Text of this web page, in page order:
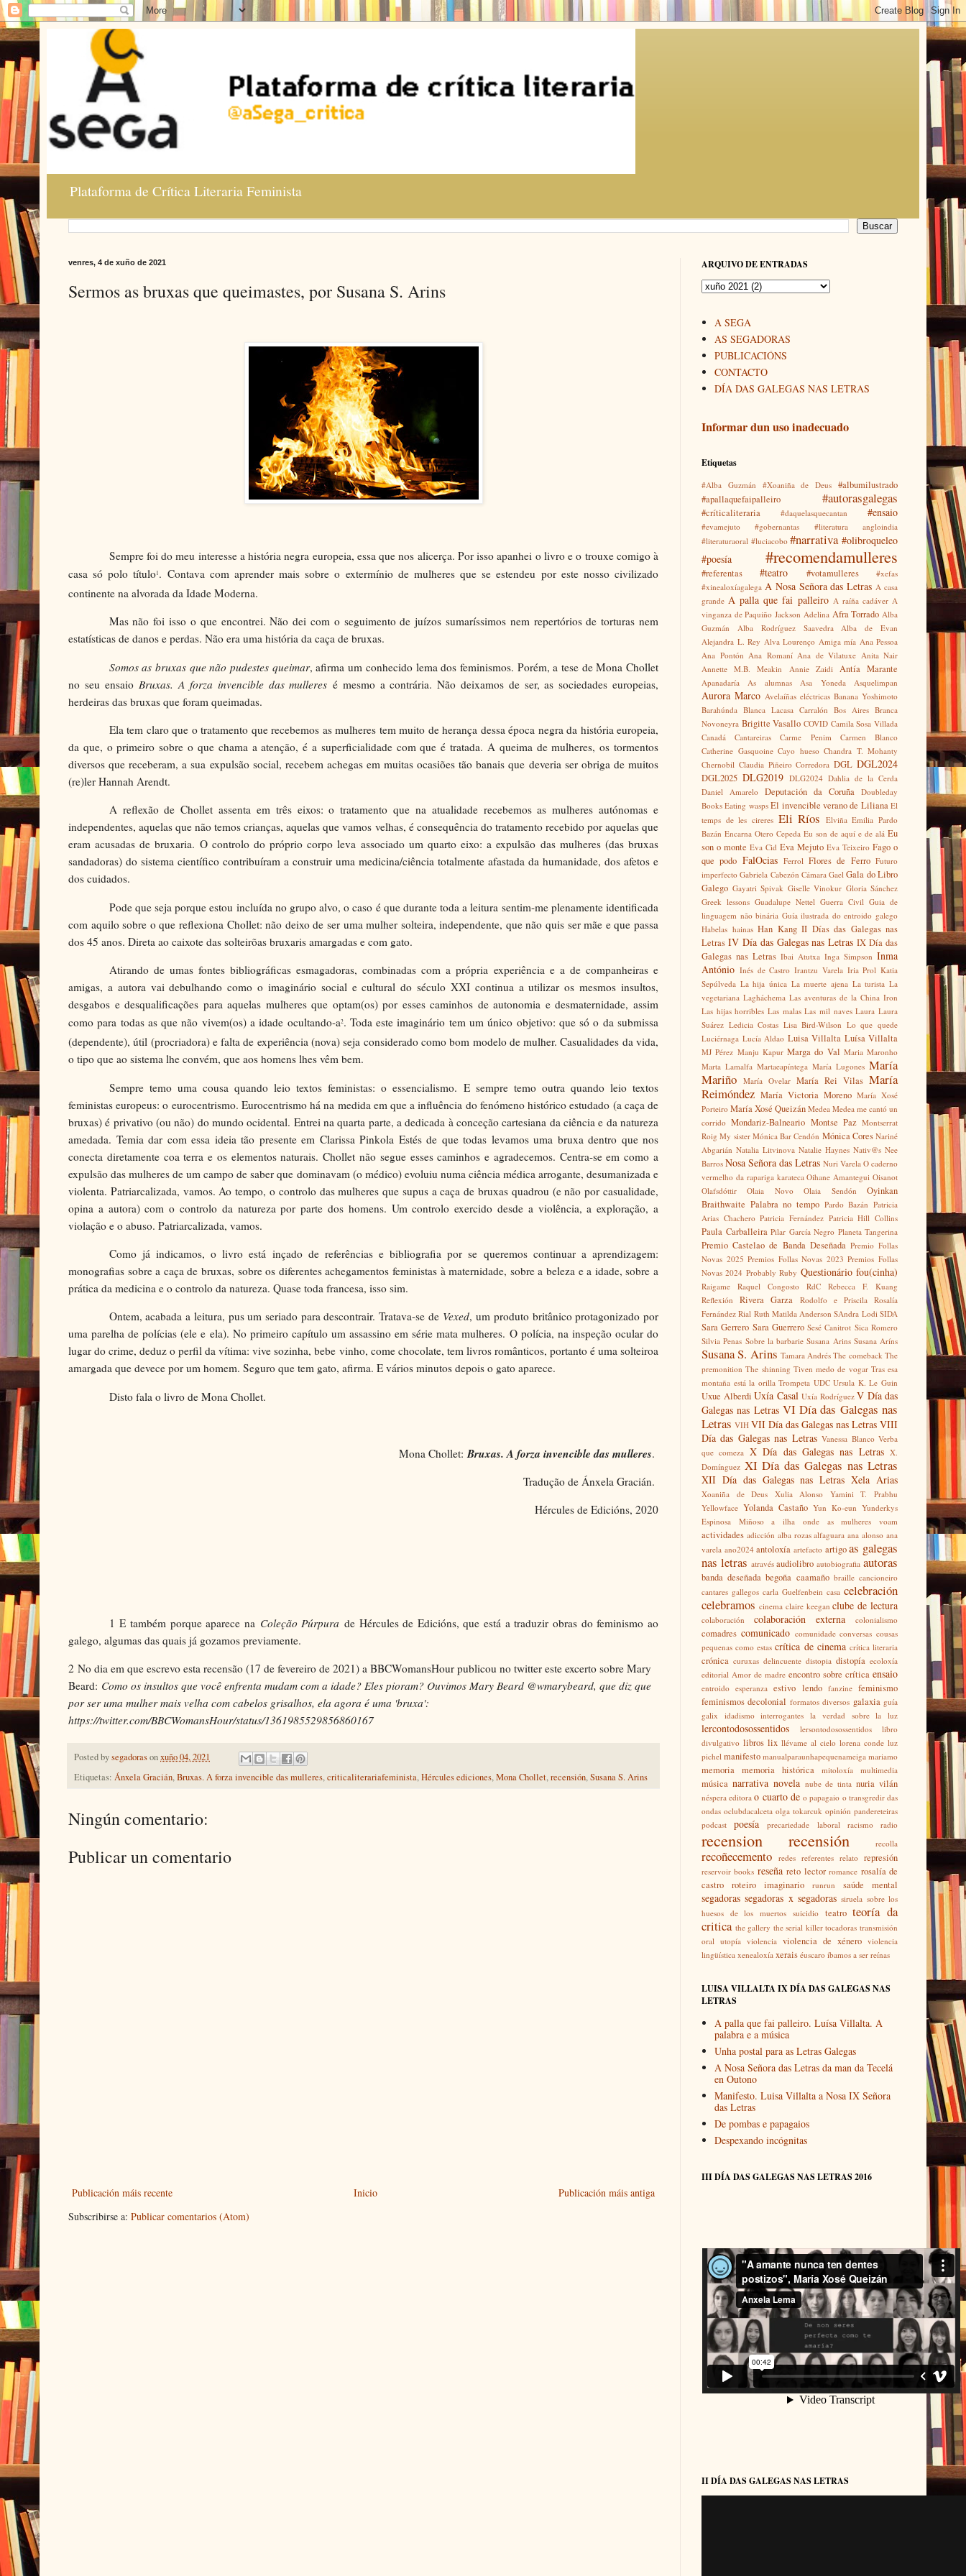
Plataforma de Crítica Literaria Feminista
venres, 4 de xuño de 2021
Sermos as bruxas que queimastes, por Susana S. Arins
Sempre foi do meu interesse a história negra europeia, essa que nos alicerça. Por isso apanhei o livro e o trouxe comigo à
casa só polo título1 . Contava com aprender mais sobre o extermínio de mulheres que se estendeu por este nosso civilizado
continente na alvorada da Idade Moderna.
Mas não foi isso o que encontrei. Não dei com o seguimento de juízos sumaríssimos nem repertórios de torturas nem
estatísticas de danos e perdas. Não era uma história da caça de bruxas.
Somos as bruxas que não pudestes queimar, afirma um conhecido lema dos feminismos. Porém, a tese de Mona Chollet
no seu ensaio Bruxas. A forza invencible das mulleres é mesmo a contrária. Não deixamos de ser, as sociedades europeias,
herdeiras das bruxas que foram queimadas.
Ela tem claro que o tratamento que recebemos as mulheres tem muito de herança dessa época negra da história europeia,
da que, o primeiro sobre o que chama a atenção, é a superficialidade com que é tratada. A queima de mulheres, os tormentos
diversos que receberam, a sua expulsão social, recebem achegas em muitas ocasiões tão banais que deveria ser obriga de muitos
(re)ler Hannah Arendt.
A reflexão de Chollet assenta em três eixos: o tratamento que na atualidade recebemos as mulheres autónomas e
independentes, aquelas que não temos crianças, aquelas que vamos velhas, é consequência do tratamento recebido por aquelas que
eram acusadas de bruxaria. O controlo do próprio corpo leva associado um quarto eixo: a expulsão das mulheres (das bruxas
sandadoras) do sistema científico contribuíram a construir uma medicina/ciência totalmente afastada da humanidade, dos afetos e
dos cuidados.
Pode que seja porque estou incluída no grupo alvo, o caso é que durante toda a leitura sentim-me plenamente identificada
com aquilo sobre o que reflexiona Chollet: não deixo de ser uma mulher solteira, independente, que não quis ser mãe e que passa
dos 45 anos. Direta ao caixote das solteirõas bruxaris amargadas e com gato.
Atirando de umas fontes bibliográficas esmagadoras, combinadas com a própria experiência e a de companheiras e
amigas, a autora vai debulhando como o imaginário social e cultural do século XXI continua a utilizar os mesmos insultos,
desgabos e desqualificações para aquelas mulheres que optam(os) por esses caminhos de autonomia e desmaternidade, assim
como para todas as que não vivem(os) a idade ocultando-a2. Toda este imaginário tem um único objetivo: que só o da submissa
(dependente), útil (procriadora) e falta de experiência (nova) seja considerado como bom modelo de mulher. Casualidades da vida,
o tipo que ao sistema lhe convém, que aos homens lhes vêm bem.
Sempre temo uma cousa quando leio textos feministas: o essencialismo. E sempre temo outra quando leio textos
feministas europeus: o eurocentrismo. Eurocentrismo há na medida em que a influência do fenómeno histórico estudado (a caça de
bruxas) é privativo (ou não) do mundo ocidental. Entrei na quarta parte, a dedicada à conceção cartesiana da ciência e da natureza
amedada. Temia dar com essa ideia tão presente em Clarissa Pinkola Estés de que todas levamos uma bruxa dentro que nos
conecta diretamente coa terra e os elementos naturais. Chollet não segue esses caminhos e agradecemos. Centra-se em como a
expulsão das mulheres de um campo de saber que dominavam (o médico) evoluiu numa ciência médica arrogante, desumanizada e
violenta. Patriarcalizada, vamos. Ao tempo, o controlo das mulheres que supus a caça de bruxas quadrou (e não por casualidade,
opina a autora) com o controlo da natureza por parte dos homens. Um controlo exercido desde a violência, a exploração, a
violação e o abuso. Patriarcalizada, vamos.
Como já indicamos, o livro está inçado de referências e bibliografia por se queremos continuar a aprendizagem:
monografias sobre a caça de bruxas, sobre os diferentes achegamentos feministas à maternidade, sobre a beleza e a idade, sobre a
prática da medicina e o controlo da natureza. Quase toda francesa, isso sim.
Ontem, acabada a leitura, pus um seriado para descontrair. Tratava-se de Vexed, um produto britânico protagonizado por
uma parelha de polícias (ele e ela). No primeiro capítulo um assassino em série mata mulheres. O polícia, na inspeção ocular do
lugar do crime, deduz o perfil da vítima: vive sozinha, bebe vinho, come chocolate, tem livros românticos, portanto é uma solteiroa
amargada que devece por um homem. Seguro que tem gato, afirma. E vários minutos depois o gato aparece.
Disto fala o livro de Mona Chollet.
Mona Chollet: Bruxas. A forza invencible das mulleres.
Tradução de Ánxela Gracián.
Hércules de Edicións, 2020
1 E também porque aparece na Coleção Púrpura de Hércules de Edicións, que está a traduzir obras do feminismo ao
galego, algumas das quais já gozamos previamente.
2 No dia em que escrevo esta recensão (17 de fevereiro de 2021) a BBCWomansHour publicou no twitter este excerto sobre Mary
Beard: Como os insultos que você enfrenta mudam com a idade? Eles pioram? Ouvimos Mary Beard @wmarybeard, que diz que
por ser uma mulher mais velha com cabelos grisalhos, ela agora é uma 'bruxa':
https://twitter.com/BBCWomansHour/status/1361985529856860167
Posted bysegadorasonxuño 04, 2021
Etiquetas: Ánxela Gracián,Bruxas. A forza invencible das mulleres,criticaliterariafeminista,Hércules ediciones,Mona Chollet,recensión,Susana S. Arins
Ningún comentario:
Publicar un comentario
Publicación máis recente Publicación máis antiga
Inicio
Subscribirse a: Publicar comentarios (Atom)
ARQUIVO DE ENTRADAS
A SEGA
AS SEGADORAS
PUBLICACIÓNS
CONTACTO
DÍA DAS GALEGAS NAS LETRAS
Informar dun uso inadecuado
Etiquetas
#Alba Guzmán #Xoaniña de Deus
#albumilustrado
#apallaquefaipalleiro
#autorasgalegas
#críticaliteraria #daquelasquecantan #ensaio
#evamejuto #gobernantas
#literatura angloindia
#literaturaoral #luciacobo #narrativa #olibroqueleo
#poesía
#recomendamulleres
#referentas #teatro #votamulleres
#xefas
#xinealoxíagalega A Nosa Señora das Letras A casa
grande A palla que fai palleiro A raíña cadáver A
vinganza de Paquiño Jackson Adelina Afra Torrado Alba
Guzmán
Alba Rodríguez Saavedra
Alba de Evan
Alejandra L. Rey Alva Lourenço Amiga mía Ana Pessoa
Ana Pontón Ana Romaní Ana de Vilatuxe Anita Nair
Annette M.B. Meakin
Annie Zaidi Antía Marante
Apanadaría As alumnas Asa Yoneda Asquelimpan
Aurora Marco Avelaíñas eléctricas Banana Yoshimoto
Barahúnda Blanca Lacasa Carralón Bos Aires Branca
Novoneyra Brigitte Vasallo COVID Camila Sosa Villada
Canadá
Cantareiras Carme Penim
Carmen Blanco
Catherine Gasquoine Cayo hueso Chandra T. Mohanty
Chernobil Claudia Piñeiro Corredora DGL DGL2024
DGL2025 DLG2019 DLG2024 Dahlia de la Cerda
Daniel Amarelo Deputación da Coruña Doubleday
Books Eating wasps El invencible verano de Liliana El
temps de les cireres Eli Ríos Elviña Emilia Pardo
Bazán Encarna Otero Cepeda Eu son de aquí e de alá Eu
son o monte Eva Cid Eva Mejuto Eva Teixeiro Fago o
que podo FalOcias Ferrol Flores de Ferro Futuro
imperfecto Gabriela Cabezón Cámara Gael Gala do Libro
Galego Gayatri Spivak Giselle Vinokur Gloria Sánchez
Greek lessons Guadalupe Nettel Guerra Civil Guia de
linguagem não binária Guía ilustrada do entroido galego
Habelas hainas Han Kang II Días das Galegas nas
Letras IV Día das Galegas nas Letras IX Día das
Galegas nas Letras Ibai Atutxa Inga Simpson Inma
António Inés de Castro Irantzu Varela Iria Prol Katia
Sepúlveda La hija única La muerte ajena La turista La
vegetariana Lagháchema Las aventuras de la China Iron
Las hijas horribles Las malas Las mil naves Laura Laura
Suárez Ledicia Costas Lisa Bird-Wilson Lo que quede
Luciérnaga Lucía Aldao Luisa Villalta Luísa Villalta
MJ Pérez Manju Kapur Marga do Val Maria Maronho
Marta Lamalfa Martaeapíntega María Lugones María
Mariño María Ovelar María Rei Vilas María
Reimóndez María Victoria Moreno María Xosé
Porteiro María Xosé Queizán Medea Medea me cantó un
corrido Mondariz-Balneario Montse Paz Montserrat
Roig My sister Mónica Bar Cendón Mónica Cores Nariné
Abgarián Natalia Litvinova Natalie Haynes Nativ@s Nee
Barros Nosa Señora das Letras Nuri Varela O caderno
vermelho da rapariga karateca Oihane Amantegui Oisanot
Olafsdóttir
Olaia Novo Olaia Sendón
Oyinkan
Braithwaite Palabra no tempo Pardo Bazán Patricia
Arias Chachero Patricia Fernández Patricia Hill Collins
Paula Carballeira Pilar García Negro Planeta Tangerina
Premio Castelao de Banda Deseñada Premio Follas
Novas 2025 Premios Follas Novas 2023 Premios Follas
Novas 2024 Probably Ruby Questionário fou(cinha)
Raigame Raquel Congosto RdC
Rebecca F. Kuang
Reflexión
Rivera Garza Rodolfo e Priscila
Rosalía
Fernández Rial Ruth Matilda Anderson SAndra Lodi SIDA
Sara Gerrero Sara Guerrero Sesé Canitrot Sica Romero
Silvia Penas Sobre la barbarie Susana Arins Susana Aríns
Susana S. Arins Tamara Andrés The comeback The
premonition The shinning Tiven medo de vogar Tras esa
montaña está la orilla Trompeta UDC Ursula K. Le Guin
Uxue Alberdi Uxía Casal Uxía Rodríguez V Día das
Galegas nas Letras VI Día das Galegas nas
Letras VIH VII Día das Galegas nas Letras VIII
Día das Galegas nas Letras Vanessa Blanco Verba
que comeza X Día das Galegas nas Letras X.
Domínguez XI Día das Galegas nas Letras
XII Día das Galegas nas Letras Xela Arias
Xoaniña de Deus Xulia Alonso
Yamini T. Prabhu
Yellowface Yolanda Castaño Yun Ko-eun Yunderkys
Espinosa Miñoso
a ilha onde as mulheres voam
actividades adicción alba rozas alfaguara ana alonso ana
varela ano2024 antoloxía artefacto artigo as galegas
nas letras através audiolibro autobiografia autoras
banda deseñada begoña caamaño braille cancioneiro
cantares gallegos carla Guelfenbein casa celebración
celebramos cinema claire keegan clube de lectura
colaboración colaboración externa colonialismo
comadres comunicado comunidade conversas cousas
pequenas como estas crítica de cinema crítica literaria
crónica curuxas delincuente distopia distopía ecoloxía
editorial Amor de madre encontro sobre crítica ensaio
entroido esperanza estivo lendo fanzine feminismo
feminismos decolonial formatos diversos galaxia guía
galix
idadismo interrogantes la verdad sobre la luz
lercontodosossentidos lersontodosossentidos
libro
divulgativo libros lix llévame al cielo lorena conde luz
pichel manifesto manualparaunhapequenameiga mariamo
memoria memoria histórica mitoloxía multimedia
música narrativa novela nube de tinta nuria vilán
néspera editora o cuarto de o papagaio o transgredir das
ondas oclubdacalceta olga tokarcuk opinión pandereteiras
podcast
poesía precariedade laboral racismo radio
recension recensión recolla
recoñecemento redes referentes relato represión
reservoir books reseña reto lector romance rosalía de
castro
roteiro imaginario runrun saúde mental
segadoras segadoras x segadoras siruela sobre los
huesos de los muertos suicidio teatro teoría da
critica the gallery the serial killer tocadoras transmisión
oral utopía violencia violencia de xénero violencia
lingüística xenealoxía xerais éuscaro íbamos a ser reínas
LUISA VILLALTA IX DÍA DAS GALEGAS NAS
LETRAS
A palla que fai palleiro. Luísa Villalta. A
palabra e a música
Unha postal para as Letras Galegas
A Nosa Señora das Letras da man da Tecelá
en Outono
Manifesto. Luisa Villalta a Nosa IX Señora
das Letras
De pombas e papagaios
Despexando incógnitas
III DÍA DAS GALEGAS NAS LETRAS 2016
II DÍA DAS GALEGAS NAS LETRAS